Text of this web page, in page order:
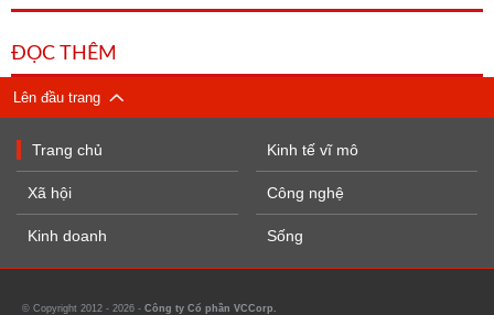
ĐỌC THÊM
Lên đầu trang
Trang chủ
Xã hội
Kinh doanh
Kinh tế vĩ mô
Công nghệ
Sống
© Copyright 2012 - 2026 - Công ty Cổ phần VCCorp.